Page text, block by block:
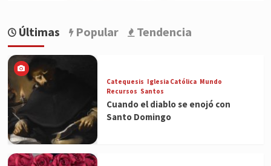
Últimas Popular Tendencia
Catequesis Iglesia Católica Mundo
Recursos Santos
Cuando el diablo se enojó con
Santo Domingo